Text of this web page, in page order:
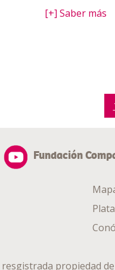
[+] Saber más
Fundación
propiedad de